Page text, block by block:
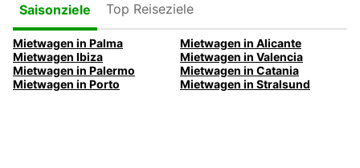
Saisonziele
Top Reiseziele
Mietwagen in Palma
Mietwagen in Alicante
Mietwagen Ibiza
Mietwagen in Valencia
Mietwagen in Palermo
Mietwagen in Catania
Mietwagen in Porto
Mietwagen in Stralsund